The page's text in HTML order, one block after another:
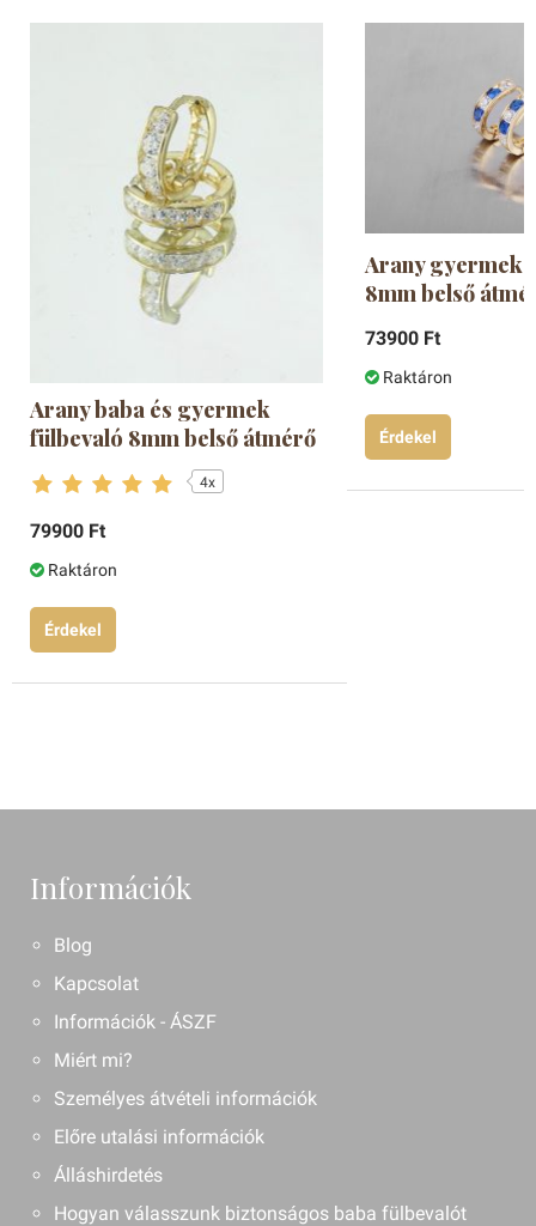
Arany baba és gyermek
fülbevaló 8mm belső átmérő
4x
79900 Ft
Raktáron
Érdekel
Arany gyermek
8mm belső
73900 Ft
Raktáron
Érdekel
Információk
Blog
Kapcsolat
Információk - ÁSZF
Miért mi?
Személyes átvételi információk
Előre utalási információk
Álláshirdetés
Hogyan válasszunk biztonságos baba fülbevalót